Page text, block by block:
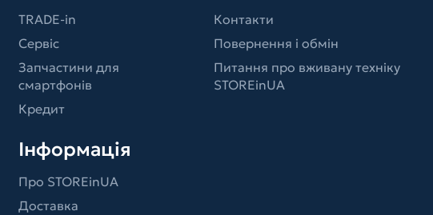
TRADE-in
Сервіс
Запчастини для
смартфонів
Кредит
Інформація
Про STOREinUA
Доставка
Контакти
Повернення і обмін
Питання про вживану техніку
STOREinUA